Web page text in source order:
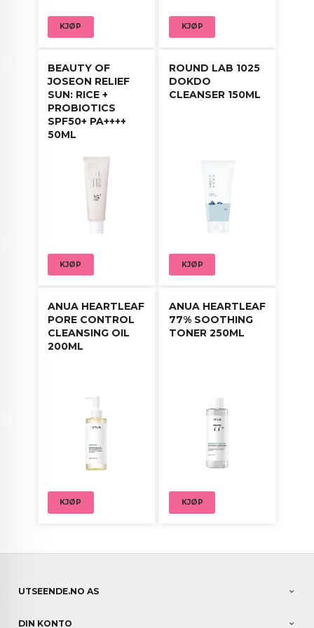
KJØP KJØP
BEAUTY OF
JOSEON RELIEF
SUN: RICE +
PROBIOTICS
SPF50+ PA++++
50ML
KJØP
ROUND LAB 1025
DOKDO
CLEANSER 150ML
KJØP
ANUA HEARTLEAF
PORE CONTROL
CLEANSING OIL
200ML
KJØP
ANUA HEARTLEAF
77% SOOTHING
TONER 250ML
KJØP
UTSEENDE.NO AS
DIN KONTO